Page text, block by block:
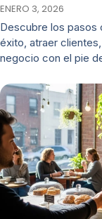
ENERO 3, 2026
Descubre los pasos
éxito, atraer
negocio con el pie